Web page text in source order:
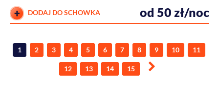
DODAJ DO SCHOWKA od 50 zł/noc
1 2 3 4 5 6 7 8 9 10 11
12 13 14 15